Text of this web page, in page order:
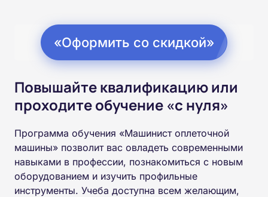
«Оформить со скидкой»
Повышайте квалификацию или
проходите обучение «с нуля»
Программа обучения «Машинист оплеточной
машины» позволит вас овладеть современными
навыками в профессии, познакомиться с новым
оборудованием и изучить профильные
инструменты. Учеба доступна всем желающим,